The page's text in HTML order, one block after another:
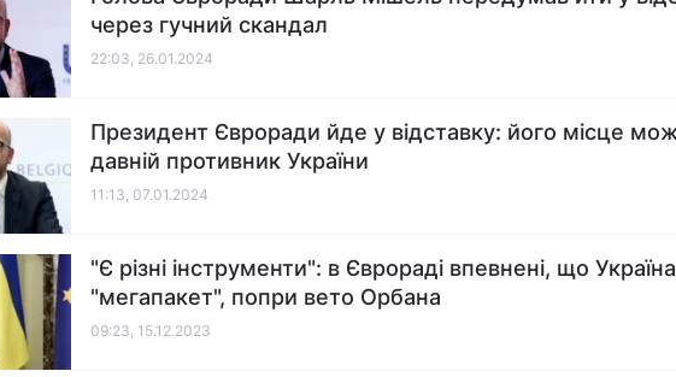
через гучний скандал
22:03, 26.01.2024
Президент Євроради йде у відставку: його місце
давній противник України
11:13, 07.01.2024
"Є різні інструменти": в Єврораді впевнені, що
"мегапакет", попри вето Орбана
09:23, 15.12.2023